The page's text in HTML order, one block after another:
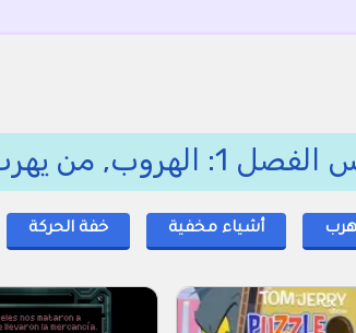
من يهرب ⏳🕵️‍♂️
أشياء مخفية خفة الحركة